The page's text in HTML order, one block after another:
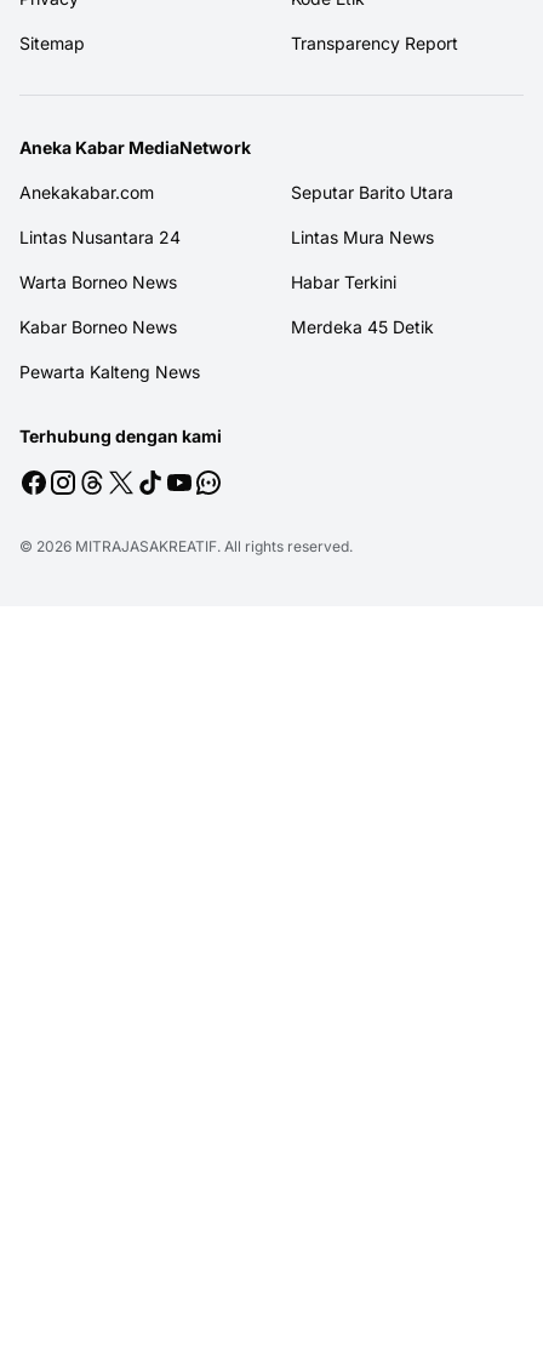
Sitemap Transparency Report
Aneka Kabar MediaNetwork
Anekakabar.com Seputar Barito Utara
Lintas Nusantara 24 Lintas Mura News
Warta Borneo News Habar Terkini
Kabar Borneo News Merdeka 45 Detik
Pewarta Kalteng News
Terhubung dengan kami
© 2026 MITRAJASAKREATIF. All rights reserved.